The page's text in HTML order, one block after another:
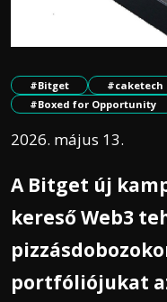
#Bitget #caketech
#Boxed for Opportunity
2026. május 13.
A Bitget új
kereső Web3
portfóliójukat